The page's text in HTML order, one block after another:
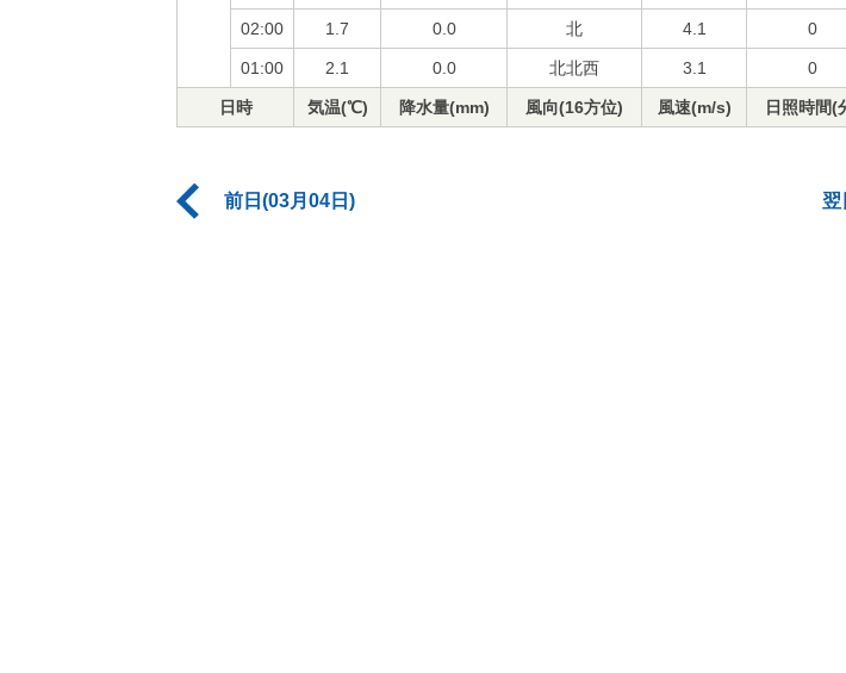
02:00 1.7 0.0 北 4.1 0
01:00 2.1 0.0 北北西 3.1 0
日時 気温(℃) 降水量(mm) 風向(16方位) 風速(m/s) 日照時間(
前日(03月04日) 翌